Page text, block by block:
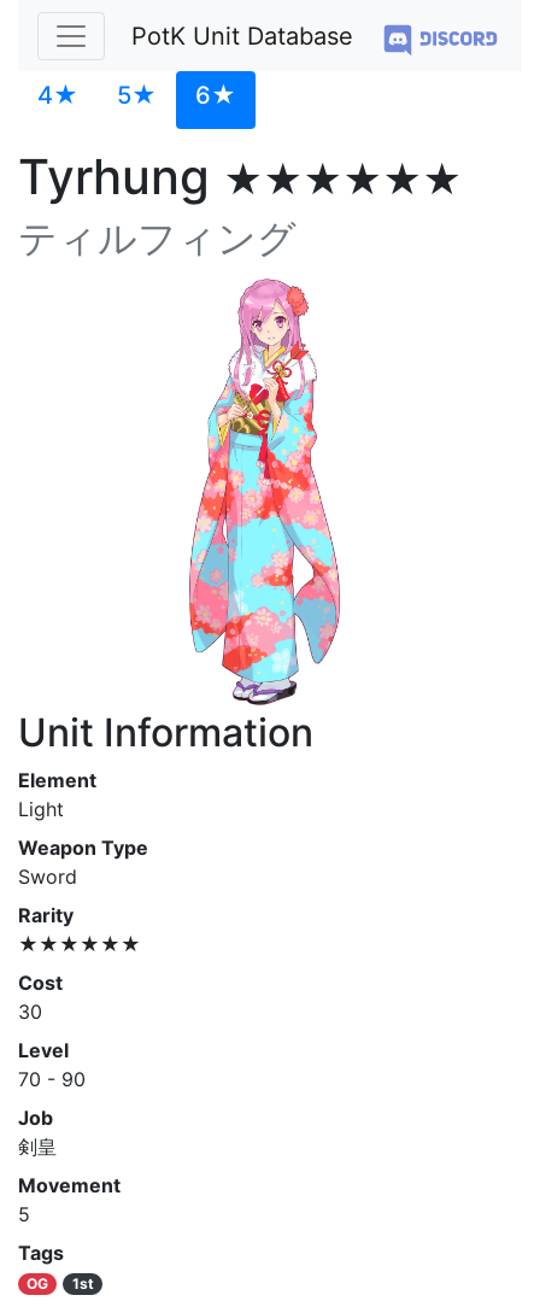
PotK Unit Database
4★ 5★ 6★
Tyrhung ★★★★★★
ティルフィング
Unit Information
Element
Light
Weapon Type
Sword
Rarity
★★★★★★
Cost
30
Level
70 - 90
Job
剣皇
Movement
5
Tags
OG 1st